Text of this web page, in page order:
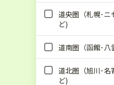
道央圏（札幌･ニ
ど)
道南圏（函館･八
道北圏（旭川･名
ど)